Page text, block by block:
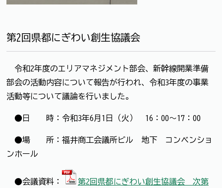
第2回県都にぎわい創生協議会
令和2年度のエリアマネジメント部会、新幹線開業準備
部会の活動内容について報告が行われ、令和3年度の事業
活動等について議論を行いました。
●日 時：令和3年6月1日（火） 16：00～17：00
●場 所：福井商工会議所ビル 地下 コンベンショ
ンホール
●会議資料：
第2回県都にぎわい創生協議会 次第